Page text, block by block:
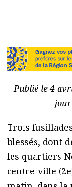
Publié le 4
jour
Trois
blessés, dont
les quartiers
centre-ville